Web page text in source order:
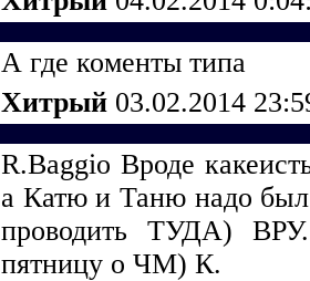
А где коменты типа
Хитрый 03.02.2014
R.Ваggiо Вроде
а Катю и Таню надо
проводить ТУДА)
пятницу о ЧМ) К.